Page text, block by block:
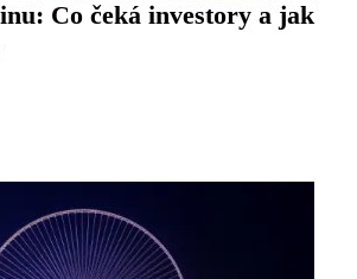
Co čeká investory a jak